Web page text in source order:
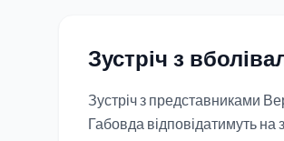
Зустріч з
Зустріч з представниками
Габовда відповідатимуть на